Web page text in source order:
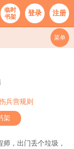
临时
书架
登录 注册
菜单
兵营规则
架
，出门丢个垃圾，